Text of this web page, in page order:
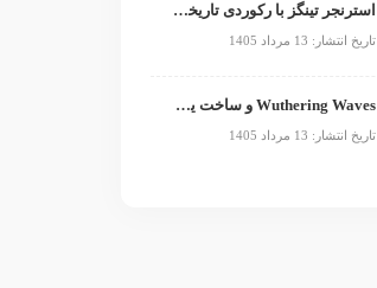
استرنجر تینگز با رکوردی تاریخی صدرنشین شد
تاریخ انتشار: 13 مرداد 1405
Wuthering Waves و ساخت یک فرنچایز بزرگ؛ از بازی تا انیمه
تاریخ انتشار: 13 مرداد 1405